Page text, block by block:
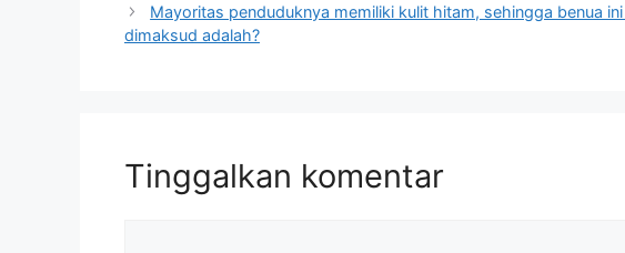
Mayoritas penduduknya memiliki kulit hitam, sehingga benua
dimaksud adalah?
Tinggalkan komentar